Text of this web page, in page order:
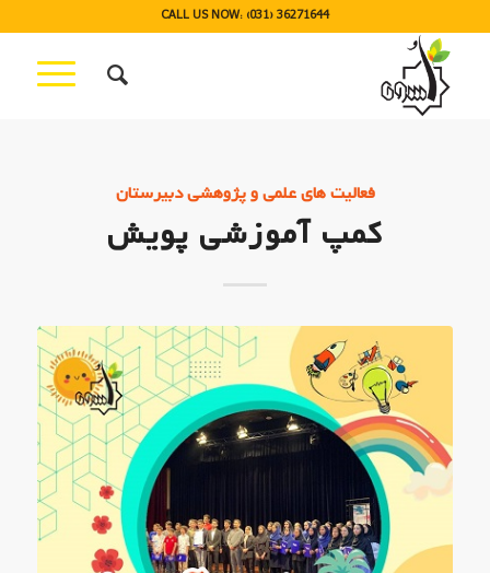
CALL US NOW: (031) 36271644
فعالیت های علمی و پژوهشی دبیرستان
کمپ آموزشی پویش